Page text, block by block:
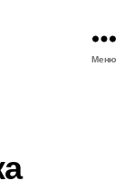
Меню